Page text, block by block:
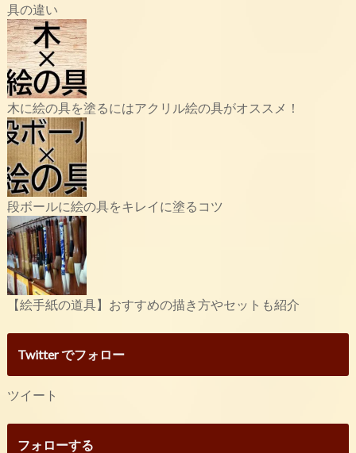
具の違い
木に絵の具を塗るにはアクリル絵の具がオススメ！
段ボールに絵の具をキレイに塗るコツ
【絵手紙の道具】おすすめの描き方やセットも紹介
Twitter でフォロー
ツイート
フォローする